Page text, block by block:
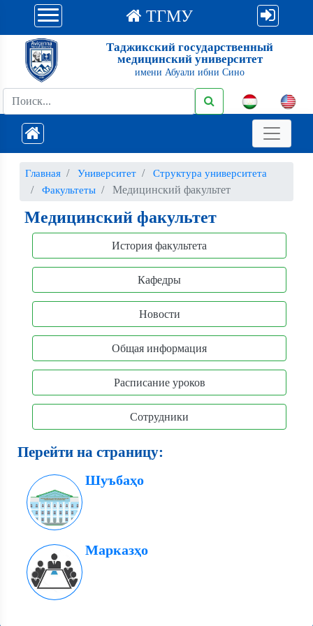
ТГМУ
Таджикский государственный
медицинский университет
имени Абуали ибни Сино
Главная Университет
Структура университета
Факультеты
Медицинский факультет
Медицинский факультет
История факультета
Кафедры
Новости
Общая информация
Расписание уроков
Сотрудники
Перейти на страницу:
Шуъбаҳо
Марказҳо